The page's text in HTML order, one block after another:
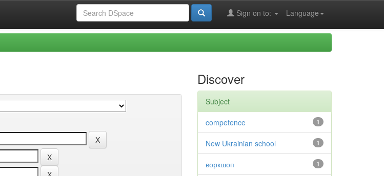
Language
Sign on to:
Discover
Subject
1
competence
1
New Ukrainian school
1
воркшоп